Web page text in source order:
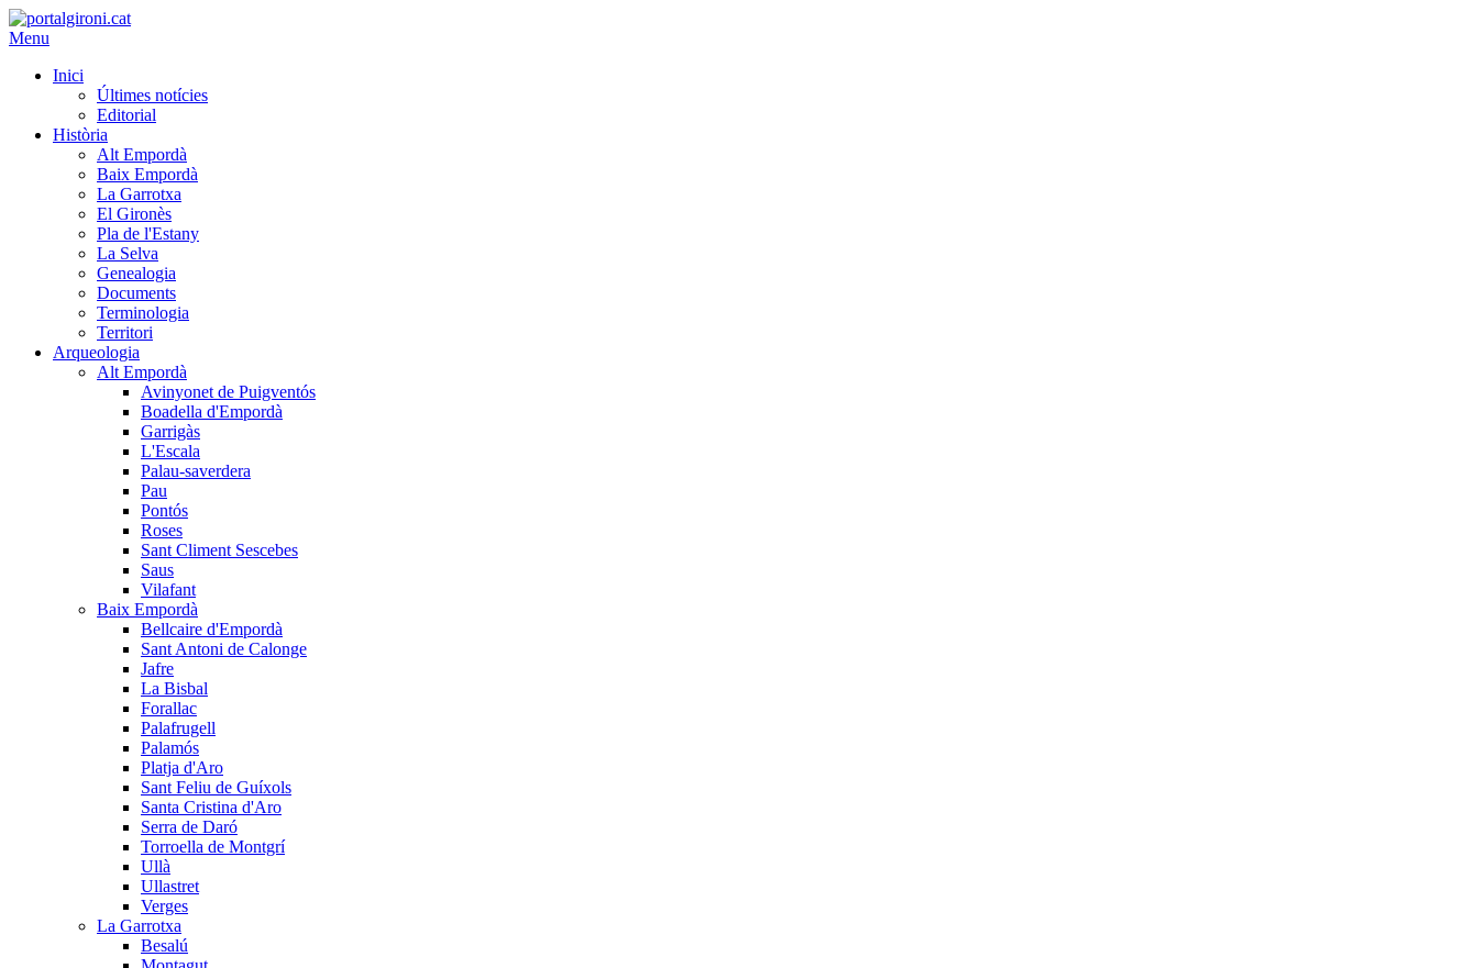
Menu
Inici
Últimes notícies
Editorial
Història
Alt Empordà
Baix Empordà
La Garrotxa
El Gironès
Pla de l'Estany
La Selva
Genealogia
Documents
Terminologia
Territori
Arqueologia
Alt Empordà
Avinyonet de Puigventós
Boadella d'Empordà
Garrigàs
L'Escala
Palau-saverdera
Pau
Pontós
Roses
Sant Climent Sescebes
Saus
Vilafant
Baix Empordà
Bellcaire d'Empordà
Sant Antoni de Calonge
Jafre
La Bisbal
Forallac
Palafrugell
Palamós
Platja d'Aro
Sant Feliu de Guíxols
Santa Cristina d'Aro
Serra de Daró
Torroella de Montgrí
Ullà
Ullastret
Verges
La Garrotxa
Besalú